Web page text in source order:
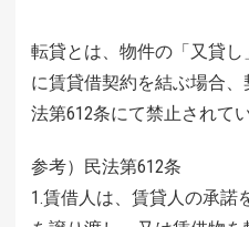
転貸とは、物件の「又貸
に賃貸借契約を結ぶ場合
法第612条にて禁止されてい
参考）民法第612条
1.賃借人は、賃貸人の承諾